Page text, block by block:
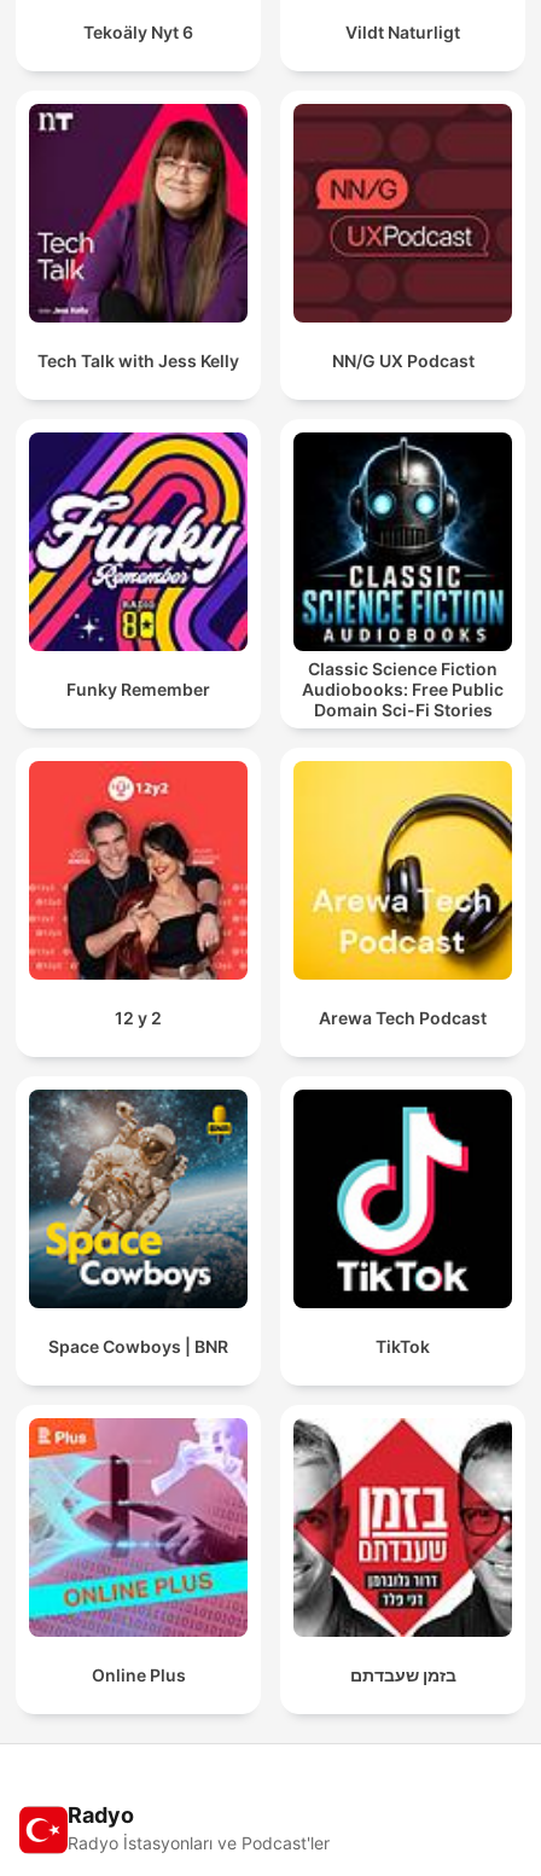
Tekoäly Nyt 6 Vildt Naturligt
Tech Talk with Jess Kelly NN/G UX Podcast
Funky Remember
Classic Science Fiction
Audiobooks: Free Public
Domain Sci-Fi Stories
12 y 2 Arewa Tech Podcast
Space Cowboys | BNR TikTok
Online Plus בזמן שעבדתם
Radyo
Radyo İstasyonları ve Podcast'ler